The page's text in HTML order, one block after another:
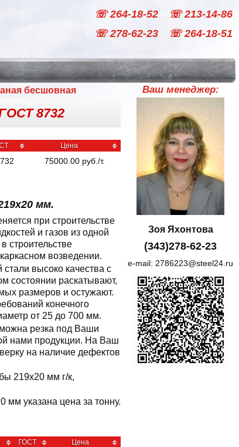
☏ 264-18-52
☏ 213-14-86
☏ 278-62-23
☏ 264-18-51
бесшовная
8732
Цена
75000.00 руб./т.
мм.
при строительстве
и газов из одной
строительстве
возведении.
высоко качества с
состоянии раскатывают,
размеров и остужают.
конечного
от 25 до 700 мм.
резка под Ваши
нами продукции. На Ваш
на наличие дефектов
219x20 мм г/к,
мм указана цена за тонну.
ГОСТ Цена
Ваш менеджер:
Зоя Яхонтова
(343)278-62-23
e-mail: 2786223@steel24.ru